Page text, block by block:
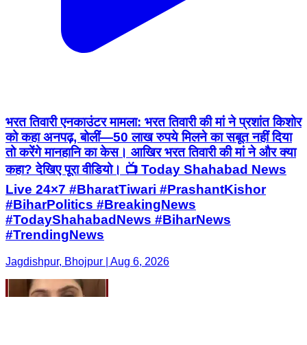
भरत तिवारी एनकाउंटर मामला: भरत तिवारी की मां ने प्रशांत किशोर
को कहा अनपढ़, बोलीं—50 लाख रुपये मिलने का सबूत नहीं दिया
तो करेंगे मानहानि का केस। आखिर भरत तिवारी की मां ने और क्या
कहा? देखिए पूरा वीडियो। 📺 Today Shahabad News
Live 24×7 #BharatTiwari #PrashantKishor
#BiharPolitics #BreakingNews
#TodayShahabadNews #BiharNews
#TrendingNews
Jagdishpur, Bhojpur | Aug 6, 2026